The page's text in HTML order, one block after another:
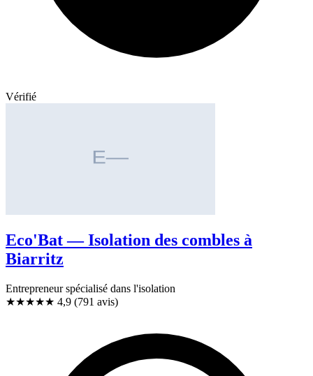
Vérifié
Eco'Bat — Isolation des combles à
Biarritz
Entrepreneur spécialisé dans l'isolation
★★★★★ 4,9 (791 avis)